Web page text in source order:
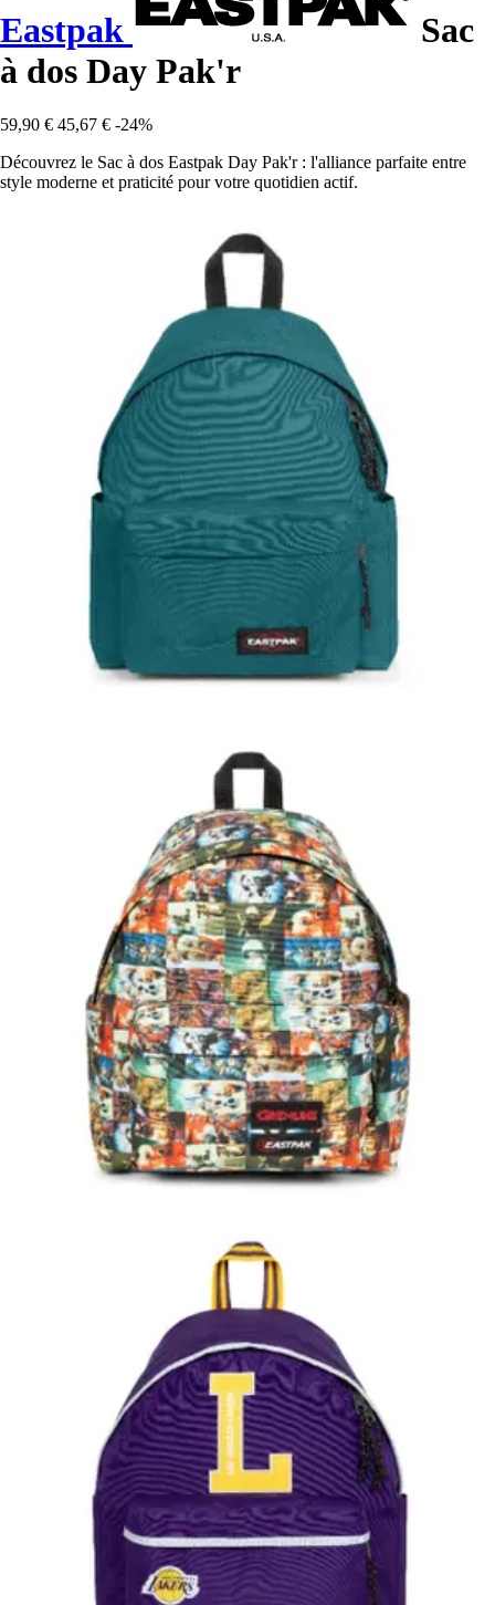
Eastpak
Sac
à dos Day Pak'r
59,90 € 45,67 € -24%
Découvrez le Sac à dos Eastpak Day Pak'r : l'alliance parfaite entre
style moderne et praticité pour votre quotidien actif.